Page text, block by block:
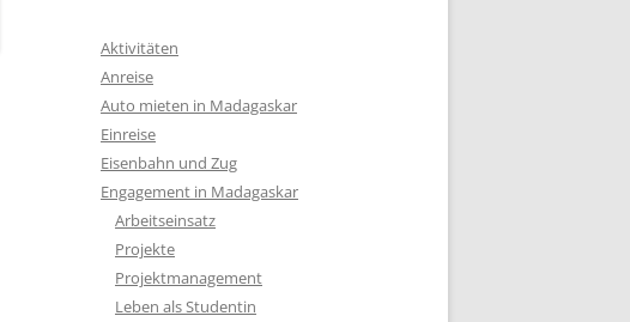
Aktivitäten
Anreise
Auto mieten in Madagaskar
Einreise
Eisenbahn und Zug
Engagement in Madagaskar
Arbeitseinsatz
Projekte
Projektmanagement
Leben als Studentin